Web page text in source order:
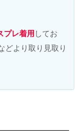
プレ着用 してお
どより取り見取り